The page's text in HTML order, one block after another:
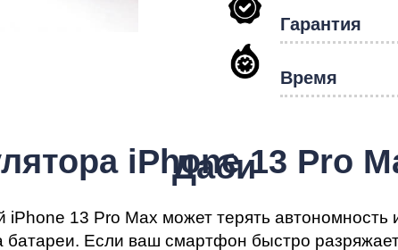
Гарантия
Время
iPhone 13 Pro
Даби
13 Pro Max может терять автономность
батареи. Если ваш смартфон быстро